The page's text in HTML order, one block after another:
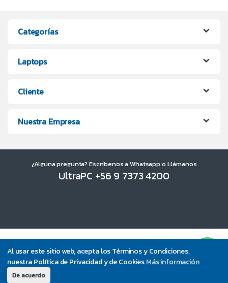
Al usar este sitio web, acepta los Términos y Condiciones,
nuestra Política de Privacidad y de CookiesMás información
De acuerdo
Categorías
Laptops
Cliente
Nuestra Empresa
¿Alguna pregunta? Escríbenos a Whatsapp o Llámanos
UltraPC +56 9 7373 4200